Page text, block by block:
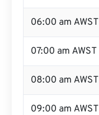
06:00 am AWST
07:00 am AWST
08:00 am AWST
09:00 am AWST